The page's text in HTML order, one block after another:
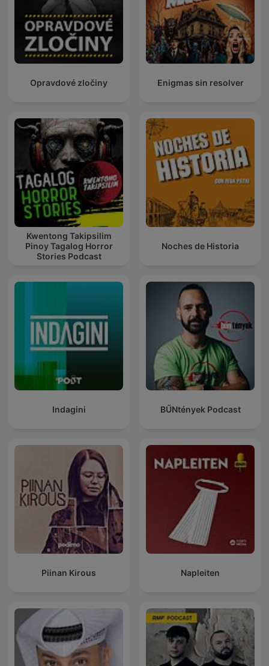
Opravdové zločiny Enigmas sin resolver
Kwentong Takipsilim
Pinoy Tagalog Horror
Stories Podcast
Noches de Historia
Indagini BŰNtények Podcast
Piinan Kirous Napleiten